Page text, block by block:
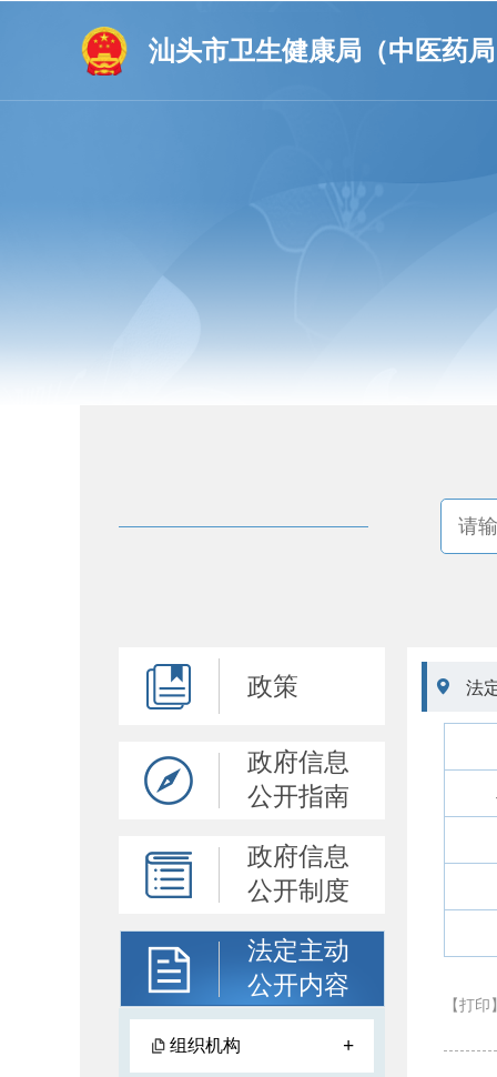
汕头市卫生健康局（中医药
政策
政府信息
公开指南
政府信息
公开制度
法定主动
公开内容
组织机构 +
 法
【打印